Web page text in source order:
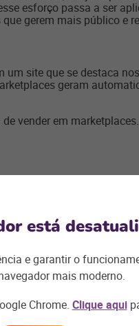
esforço passa a ser
gerem mais público e
um site que se destaca
geram
vender em marketplaces.
também tem
alguns
está mais
que
de cada plataforma.
da
estão em
e buscando alcançar
plataformas e afinar
está
e garantir o
mais moderno.
Chrome. Clique aqui